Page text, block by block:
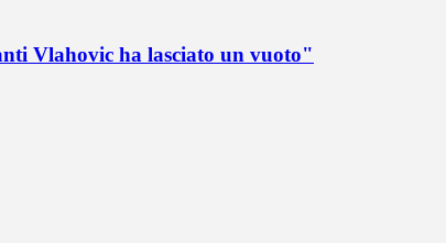
Vlahovic ha lasciato un vuoto"